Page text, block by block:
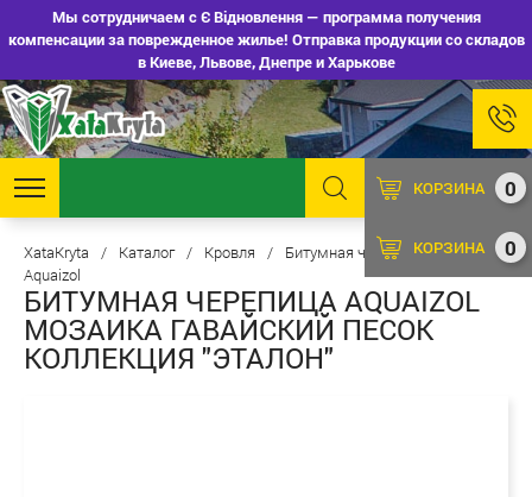
Мы сотрудничаем с Є Відновлення — программа получения
компенсации за поврежденное жилье! Отправка продукции со складов
в Киеве, Львове, Днепре и Харькове
0
КОРЗИНА
0
КОРЗИНА
XataKryta / Каталог / Кровля / Битумная черепица /
Aquaizol
БИТУМНАЯ ЧЕРЕПИЦА AQUAIZOL
МОЗАИКА ГАВАЙСКИЙ ПЕСОК
КОЛЛЕКЦИЯ "ЭТАЛОН"